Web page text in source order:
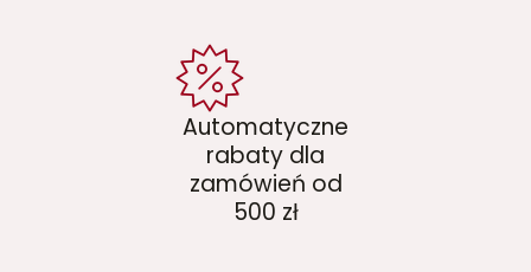
Automatyczne
rabaty dla
zamówień od
500 zł